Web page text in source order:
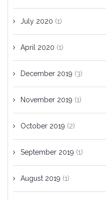
July 2020 (1)
April 2020 (1)
December 2019 (3)
November 2019 (1)
October 2019 (2)
September 2019 (1)
August 2019 (1)